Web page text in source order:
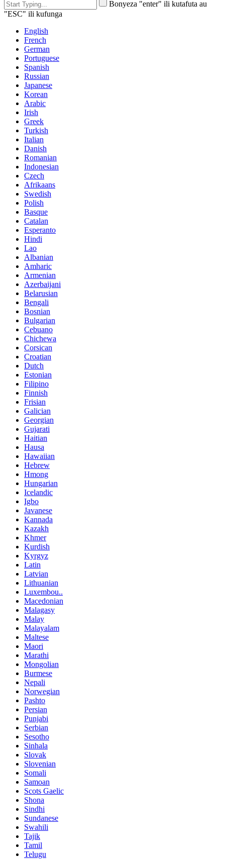
Bonyeza "enter" ili kutafuta au
"ESC" ili kufunga
English
French
German
Portuguese
Spanish
Russian
Japanese
Korean
Arabic
Irish
Greek
Turkish
Italian
Danish
Romanian
Indonesian
Czech
Afrikaans
Swedish
Polish
Basque
Catalan
Esperanto
Hindi
Lao
Albanian
Amharic
Armenian
Azerbaijani
Belarusian
Bengali
Bosnian
Bulgarian
Cebuano
Chichewa
Corsican
Croatian
Dutch
Estonian
Filipino
Finnish
Frisian
Galician
Georgian
Gujarati
Haitian
Hausa
Hawaiian
Hebrew
Hmong
Hungarian
Icelandic
Igbo
Javanese
Kannada
Kazakh
Khmer
Kurdish
Kyrgyz
Latin
Latvian
Lithuanian
Luxembou..
Macedonian
Malagasy
Malay
Malayalam
Maltese
Maori
Marathi
Mongolian
Burmese
Nepali
Norwegian
Pashto
Persian
Punjabi
Serbian
Sesotho
Sinhala
Slovak
Slovenian
Somali
Samoan
Scots Gaelic
Shona
Sindhi
Sundanese
Swahili
Tajik
Tamil
Telugu